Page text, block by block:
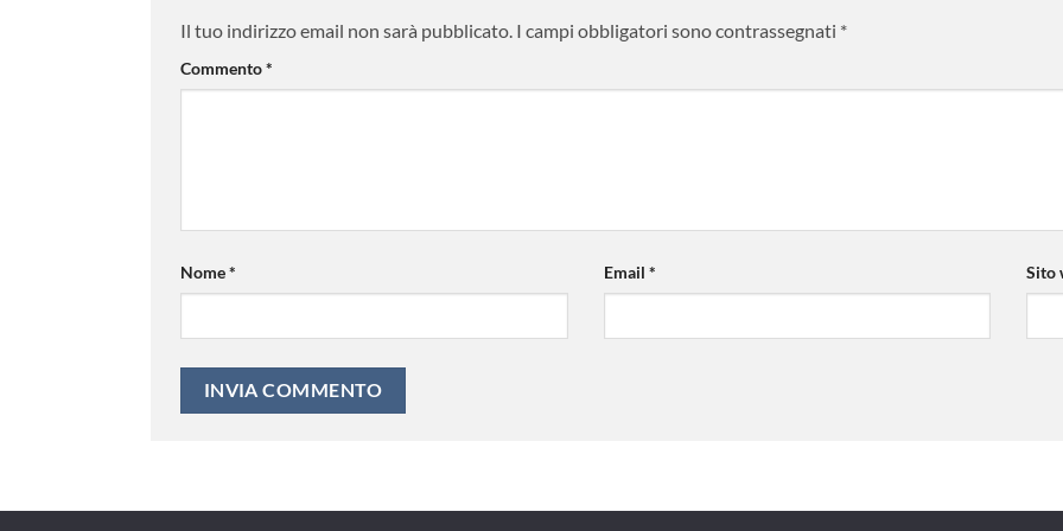
Il tuo indirizzo email non sarà pubblicato. I campi obbligatori sono contrassegnati *
Commento*
Nome* Email * Sito